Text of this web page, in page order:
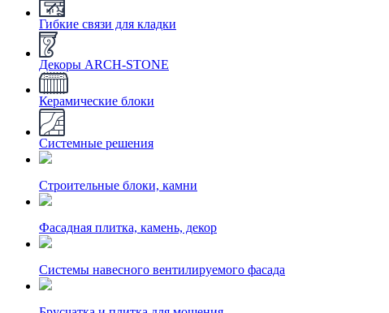
Гибкие связи для кладки
Декоры ARCH-STONE
Керамические блоки
Системные решения
Строительные блоки, камни
Фасадная плитка, камень, декор
Системы навесного вентилируемого фасада